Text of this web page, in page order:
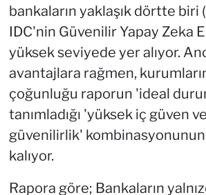
bankaların yaklaşık dörtte biri
IDC'nin Güvenilir Yapay Zeka
yüksek seviyede yer alıyor.
avantajlara rağmen,
çoğunluğu raporun 'ideal
tanımladığı 'yüksek iç güven
güvenilirlik' kombinasyonunun
kalıyor.
Rapora göre; Bankaların